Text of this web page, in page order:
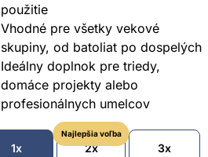
použitie
Vhodné pre všetky vekové
skupiny, od batoliat po dospelých
Ideálny doplnok pre triedy,
domáce projekty alebo
profesionálnych umelcov
1x
Najlepšia voľba
2x
3x